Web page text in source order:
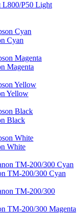
L800/P50 Light
Cyan
Magenta
Yellow
Black
White
TM-200/300 Cyan
TM-200/300 Magenta